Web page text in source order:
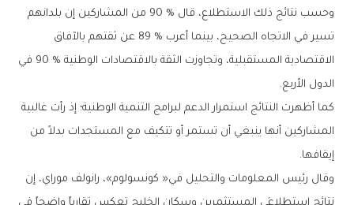
‬الدول‭ ‬الأربع‭. ‬
‬إيقافها‭.‬